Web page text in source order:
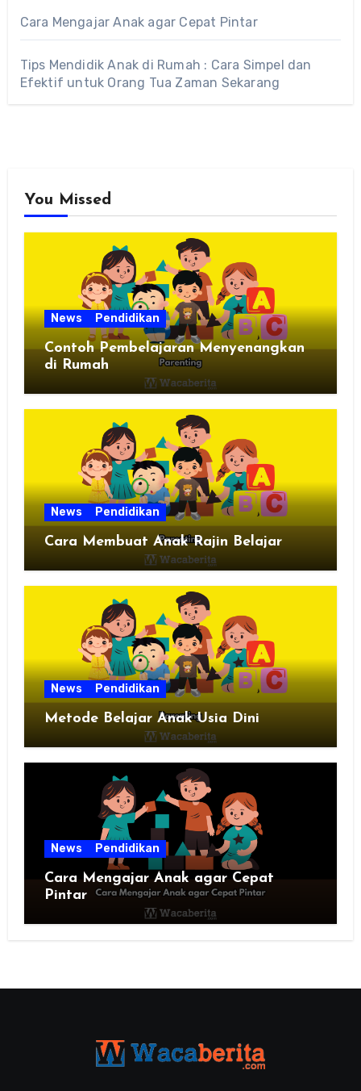
Cara Mengajar Anak agar Cepat Pintar
Tips Mendidik Anak di Rumah : Cara Simpel dan
Efektif untuk Orang Tua Zaman Sekarang
You Missed
News Pendidikan
Contoh Pembelajaran Menyenangkan
di Rumah
News Pendidikan
Cara Membuat Anak Rajin Belajar
News Pendidikan
Metode Belajar Anak Usia Dini
News Pendidikan
Cara Mengajar Anak agar Cepat
Pintar